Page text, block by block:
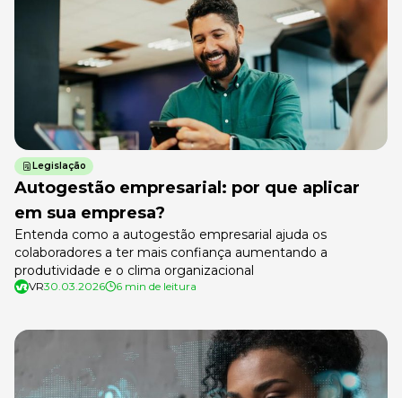
Legislação
Autogestão empresarial: por que aplicar
em sua empresa?
Entenda como a autogestão empresarial ajuda os
colaboradores a ter mais confiança aumentando a
produtividade e o clima organizacional
VR30.03.2026 6 min de leitura